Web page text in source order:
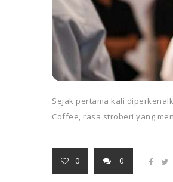
Sejak pertama kali
Coffee, rasa stroberi yang
0 0